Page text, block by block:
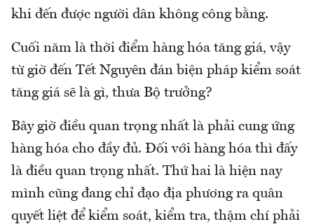
khi đến được người dân không công bằng.
Cuối năm là thời điểm hàng hóa tăng giá, vậy
từ giờ đến Tết Nguyên đán biện pháp kiểm soát
tăng giá sẽ là gì, thưa Bộ trưởng?
Bây giờ điều quan trọng nhất là phải cung ứng
hàng hóa cho đầy đủ. Đối với hàng hóa thì đấy
là điều quan trọng nhất. Thứ hai là hiện nay
mình cũng đang chỉ đạo địa phương ra quân
quyết liệt để kiểm soát, kiểm tra, thậm chí phải